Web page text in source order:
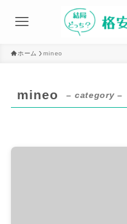
ホーム mineo
mineo – category –